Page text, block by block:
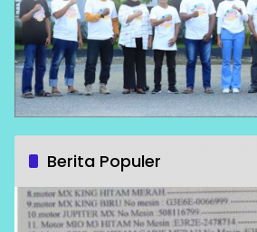
Berita Populer